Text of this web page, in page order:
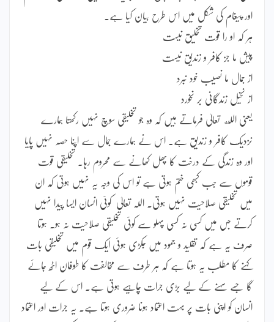
اور پیغام کی شکل میں اس طرح بیان کیا ہے۔
ہر کہ او را قوت تخلیق نیست
پیش ما جز کافر و زندیق نیست
از جمال ما نصیب خود نبرد
از نخیل زندگانی بر نخورد
یعنی الله تعالیٰ فرماتے ہیں کہ وہ جو تخلیقی سوچ نہیں رکھتا ہمارے
نزدیک کافر و زندیق ہے۔ اس نے ہمارے جمال سے اپنا حصہ نہیں پایا
اور وہ زندگی کے درخت کا پھل کھانے سے محروم رہا۔ تخلیقی قوت
قوموں سے جب کبھی ختم ہوتی ہے تو اس کی وجہ یہ نہیں ہوتی کہ ان
میں تخلیقی صلاحیت نہیں ہوتی۔ اللہ تعالیٰ کوئی انسان ایسا پیدا نہیں
کرتے جس میں کسی نہ کسی پہلو سے کوئی تخلیقی صلاحیت نہ ہو۔ ہوتا
صرف یہ ہے کہ تقلید و جمود میں جکڑی ہوئی ایک قوم میں تخلیقی بات
کہنے کا مطلب یہ ہوتا ہے کہ ہر طرف سے مخالفت کا طوفان اٹھ جائے
گا جسے سہنے کے لیے بڑی جرات چاہیے ہوتی ہے۔ اس کے لیے
انسان کو اپنی بات پر بہت اعتماد ہونا ضروری ہوتا ہے۔ یہ جرات اور اعتماد